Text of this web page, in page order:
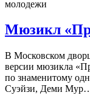
молодежи
Мюзикл
В Московском
версии мюзикла
по знаменитому
Суэйзи, Деми